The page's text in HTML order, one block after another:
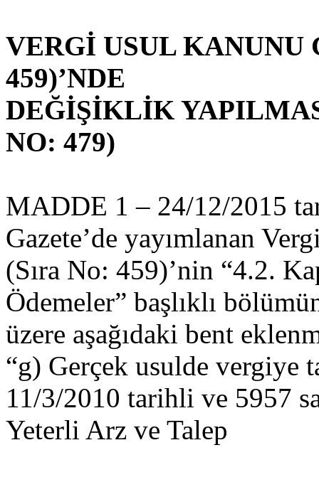
VERGİ USUL KANUNU
459)’NDE
DEĞİŞİKLİK
NO: 479)
MADDE 1 – 24/12/2015
Gazete’de yayımlanan
(Sıra No: 459)’nin “4.2.
Ödemeler” başlıklı
üzere aşağıdaki bent
“g) Gerçek usulde vergiye
11/3/2010 tarihli ve 5957
Yeterli Arz ve Talep